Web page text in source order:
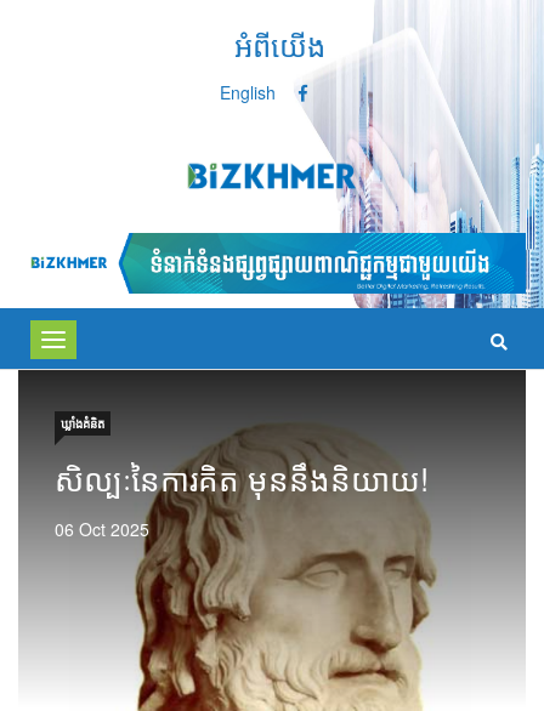
អំពីយើង
English
Toggle
navigation
ឃ្លាំង​គំនិត
សិល្បៈនៃការគិត មុននឹងនិយាយ!
06 Oct 2025